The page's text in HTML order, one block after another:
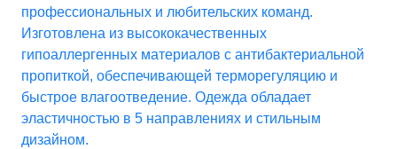
профессиональных и любительских команд.
Изготовлена из высококачественных
гипоаллергенных материалов с антибактериальной
пропиткой, обеспечивающей терморегуляцию и
быстрое влагоотведение. Одежда обладает
эластичностью в 5 направлениях и стильным
дизайном.